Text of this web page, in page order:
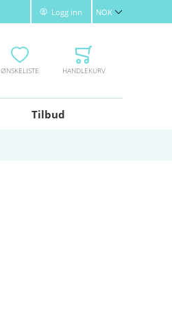
Logg inn ValutaNOK
ØNSKELISTE HANDLEKURV
Tilbud